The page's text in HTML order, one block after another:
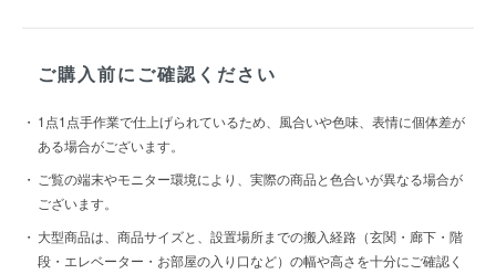
ご購入前にご確認ください
1点1点手作業で仕上げられているため、風合いや色味、表情に個体差が
ある場合がございます。
ご覧の端末やモニター環境により、実際の商品と色合いが異なる場合が
ございます。
大型商品は、商品サイズと、設置場所までの搬入経路（玄関・廊下・階
段・エレベーター・お部屋の入り口など）の幅や高さを十分にご確認く